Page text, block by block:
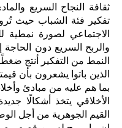
ثقافة النجاح السريع
تفكير فئة الشباب حيث
الاجتماعي لصورة نمطية
والربح السريع دون
النمط من التفكير أنتج
الذين باتوا يشعرون بأن
بما هم عليه من مبادئ
الأخلاقي يتخذ أشكالًا
القيم الجوهرية من أجل